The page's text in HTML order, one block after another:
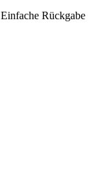
Einfache Rückgabe